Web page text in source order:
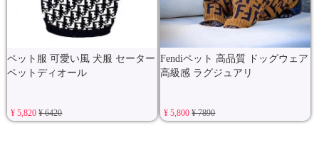
ペット服 可愛い風 犬服 セーター
ペットディオール
¥ 5,820¥ 6420
Fendiペット 高品質 ドッグウェア
高級感 ラグジュアリ
¥ 5,800¥ 7890